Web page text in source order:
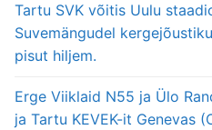
Tartu SVK võitis Uulu
Suvemängudel
pisut hiljem.
Erge Viiklaid N55 ja Ülo
ja Tartu KEVEK-it Genevas